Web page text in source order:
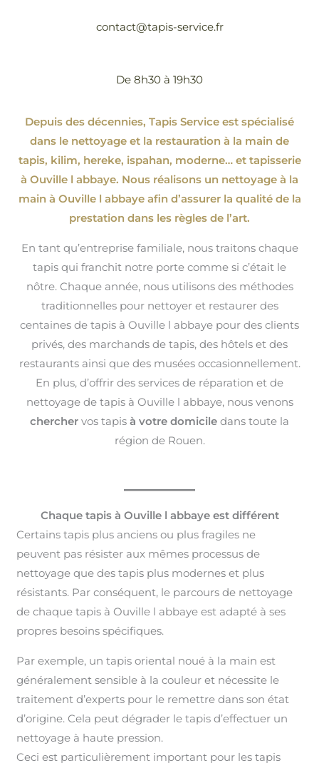
contact@tapis-service.fr
De 8h30 à 19h30
Depuis des décennies, Tapis Service est spécialisé
dans le nettoyage et la restauration à la main de
tapis, kilim, hereke, ispahan, moderne…et tapisserie
à Ouville l abbaye. Nous réalisons un nettoyage à la
main à Ouville l abbaye afin d’assurer la qualité de la
prestation dans les règles de l’art.
En tant qu’entreprise familiale, nous traitons chaque
tapis qui franchit notre porte comme si c’était le
nôtre. Chaque année, nous utilisons des méthodes
traditionnelles pour nettoyer et restaurer des
centaines de tapis à Ouville l abbaye pour des clients
privés, des marchands de tapis, des hôtels et des
restaurants ainsi que des musées occasionnellement.
En plus, d’offrir des services de réparation et de
nettoyage de tapis à Ouville l abbaye, nous venons
chercher vos tapis à votre domicile dans toute la
région de Rouen.
Chaque tapis à Ouville l abbaye est différent
Certains tapis plus anciens ou plus fragiles ne
peuvent pas résister aux mêmes processus de
nettoyage que des tapis plus modernes et plus
résistants. Par conséquent, le parcours de nettoyage
de chaque tapis à Ouville l abbaye est adapté à ses
propres besoins spécifiques.
Par exemple, un tapis oriental noué à la main est
généralement sensible à la couleur et nécessite le
traitement d’experts pour le remettre dans son état
d’origine. Cela peut dégrader le tapis d’effectuer un
nettoyage à haute pression.
Ceci est particulièrement important pour les tapis